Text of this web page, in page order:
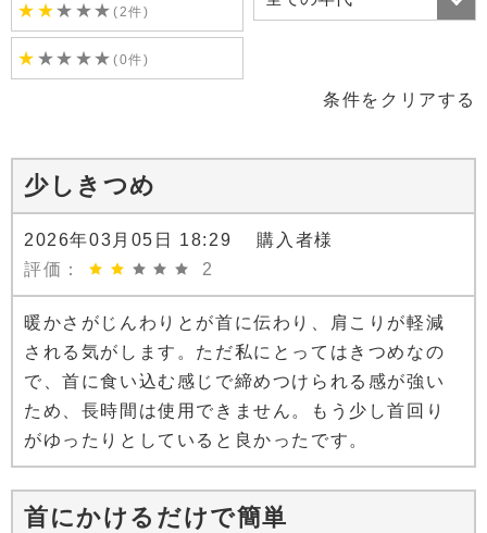
★ ★★ ★★(2件)
★ ★★ ★★(0件)
条件をクリアする
少しきつめ
2026年03月05日 18:29 購入者様
評価：
2
暖かさがじんわりとが首に伝わり、肩こりが軽減
される気がします。ただ私にとってはきつめなの
で、首に食い込む感じで締めつけられる感が強い
ため、長時間は使用できません。もう少し首回り
がゆったりとしていると良かったです。
首にかけるだけで簡単